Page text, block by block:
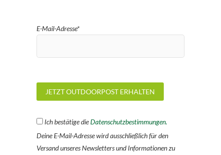
E-Mail-Adresse*
Ich bestätige dieDatenschutzbestimmungen.
Deine E-Mail-Adresse wird ausschließlich für den
Versand unseres Newsletters und Informationen zu